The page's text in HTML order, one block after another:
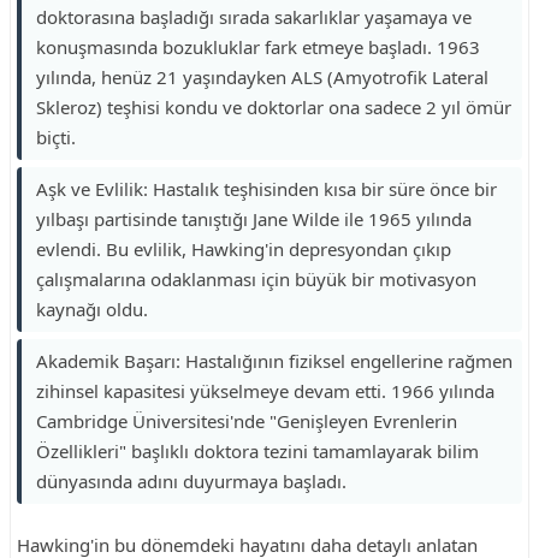
doktorasına başladığı sırada sakarlıklar yaşamaya ve
konuşmasında bozukluklar fark etmeye başladı. 1963
yılında, henüz 21 yaşındayken ALS (Amyotrofik Lateral
Skleroz) teşhisi kondu ve doktorlar ona sadece 2 yıl ömür
biçti.
Aşk ve Evlilik: Hastalık teşhisinden kısa bir süre önce bir
yılbaşı partisinde tanıştığı Jane Wilde ile 1965 yılında
evlendi. Bu evlilik, Hawking'in depresyondan çıkıp
çalışmalarına odaklanması için büyük bir motivasyon
kaynağı oldu.
Akademik Başarı: Hastalığının fiziksel engellerine rağmen
zihinsel kapasitesi yükselmeye devam etti. 1966 yılında
Cambridge Üniversitesi'nde "Genişleyen Evrenlerin
Özellikleri" başlıklı doktora tezini tamamlayarak bilim
dünyasında adını duyurmaya başladı.
Hawking'in bu dönemdeki hayatını daha detaylı anlatan